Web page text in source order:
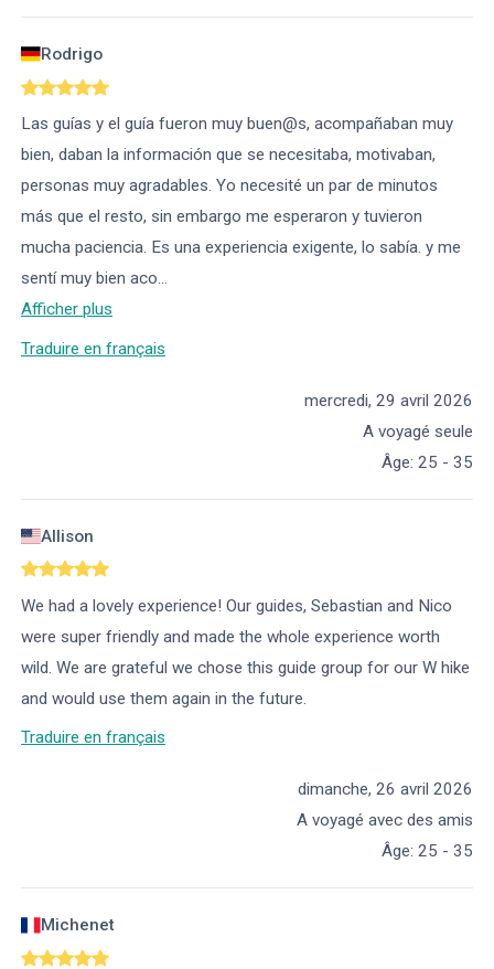
Rodrigo
Las guías y el guía fueron muy buen@s, acompañaban muy
bien, daban la información que se necesitaba, motivaban,
personas muy agradables. Yo necesité un par de minutos
más que el resto, sin embargo me esperaron y tuvieron
mucha paciencia. Es una experiencia exigente, lo sabía. y me
sentí muy bien aco...
Afficher plus
Traduire en français
mercredi, 29 avril 2026
A voyagé seule
Âge: 25 - 35
Allison
We had a lovely experience! Our guides, Sebastian and Nico
were super friendly and made the whole experience worth
wild. We are grateful we chose this guide group for our W hike
and would use them again in the future.
Traduire en français
dimanche, 26 avril 2026
A voyagé avec des amis
Âge: 25 - 35
Michenet